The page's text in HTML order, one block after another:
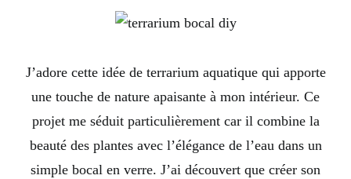
J’adore cette idée de terrarium aquatique qui apporte
une touche de nature apaisante à mon intérieur. Ce
projet me séduit particulièrement car il combine la
beauté des plantes avec l’élégance de l’eau dans un
simple bocal en verre. J’ai découvert que créer son